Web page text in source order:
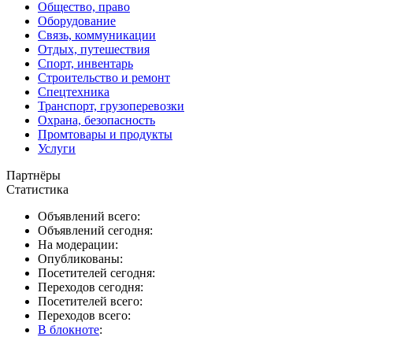
Общество, право
Оборудование
Связь, коммуникации
Отдых, путешествия
Спорт, инвентарь
Строительство и ремонт
Спецтехника
Транспорт, грузоперевозки
Охрана, безопасность
Промтовары и продукты
Услуги
Партнёры
Статистика
Объявлений всего:
Объявлений сегодня:
На модерации:
Опубликованы:
Посетителей сегодня:
Переходов сегодня:
Посетителей всего:
Переходов всего:
В блокноте: